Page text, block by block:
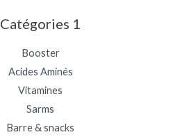
Catégories 1
Booster
Acides Aminés
Vitamines
Sarms
Barre & snacks